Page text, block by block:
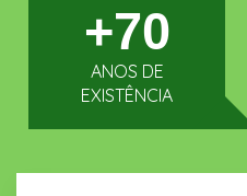
+70
ANOS DE
EXISTÊNCIA